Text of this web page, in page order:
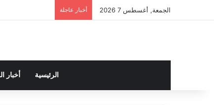
الجمعة, أغسطس 7 2026 أخبار عاجلة
الرئيسية أخبار